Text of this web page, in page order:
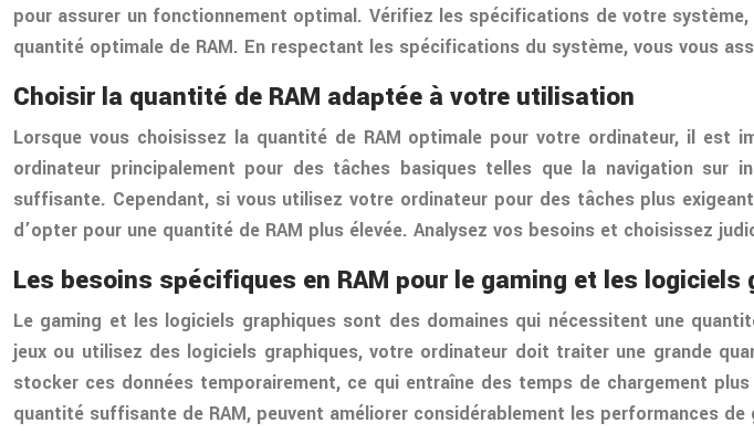
pour assurer un fonctionnement optimal. Vérifiez les spécifications de votre
quantité optimale de RAM. En respectant les spécifications du système, vous vous
Choisir la quantité de RAM adaptée à votre utilisation
Lorsque vous choisissez la quantité de RAM optimale pour votre ordinateur, il
ordinateur principalement pour des tâches basiques telles que la navigation
suffisante. Cependant, si vous utilisez votre ordinateur pour des tâches plus
d’opter pour une quantité de RAM plus élevée. Analysez vos besoins et choisissez
Les besoins spécifiques en RAM pour le gaming et les logiciels
Le gaming et les logiciels graphiques sont des domaines qui nécessitent une
jeux ou utilisez des logiciels graphiques, votre ordinateur doit traiter une grande
stocker ces données temporairement, ce qui entraîne des temps de chargement
quantité suffisante de RAM, peuvent améliorer considérablement les performances